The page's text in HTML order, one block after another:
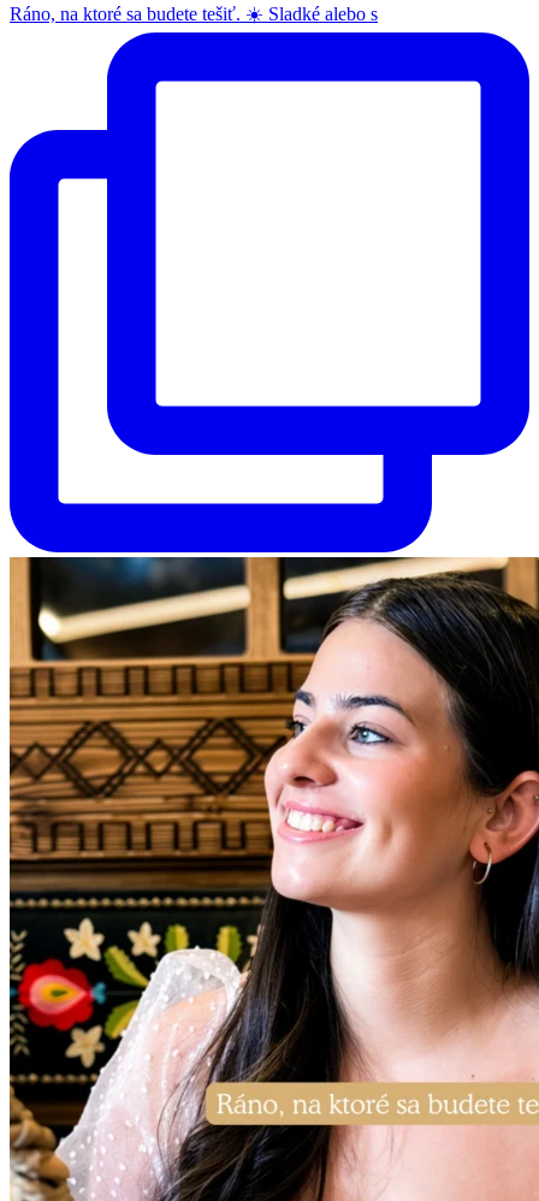
Ráno, na ktoré sa budete tešiť. ☀️ Sladké alebo s